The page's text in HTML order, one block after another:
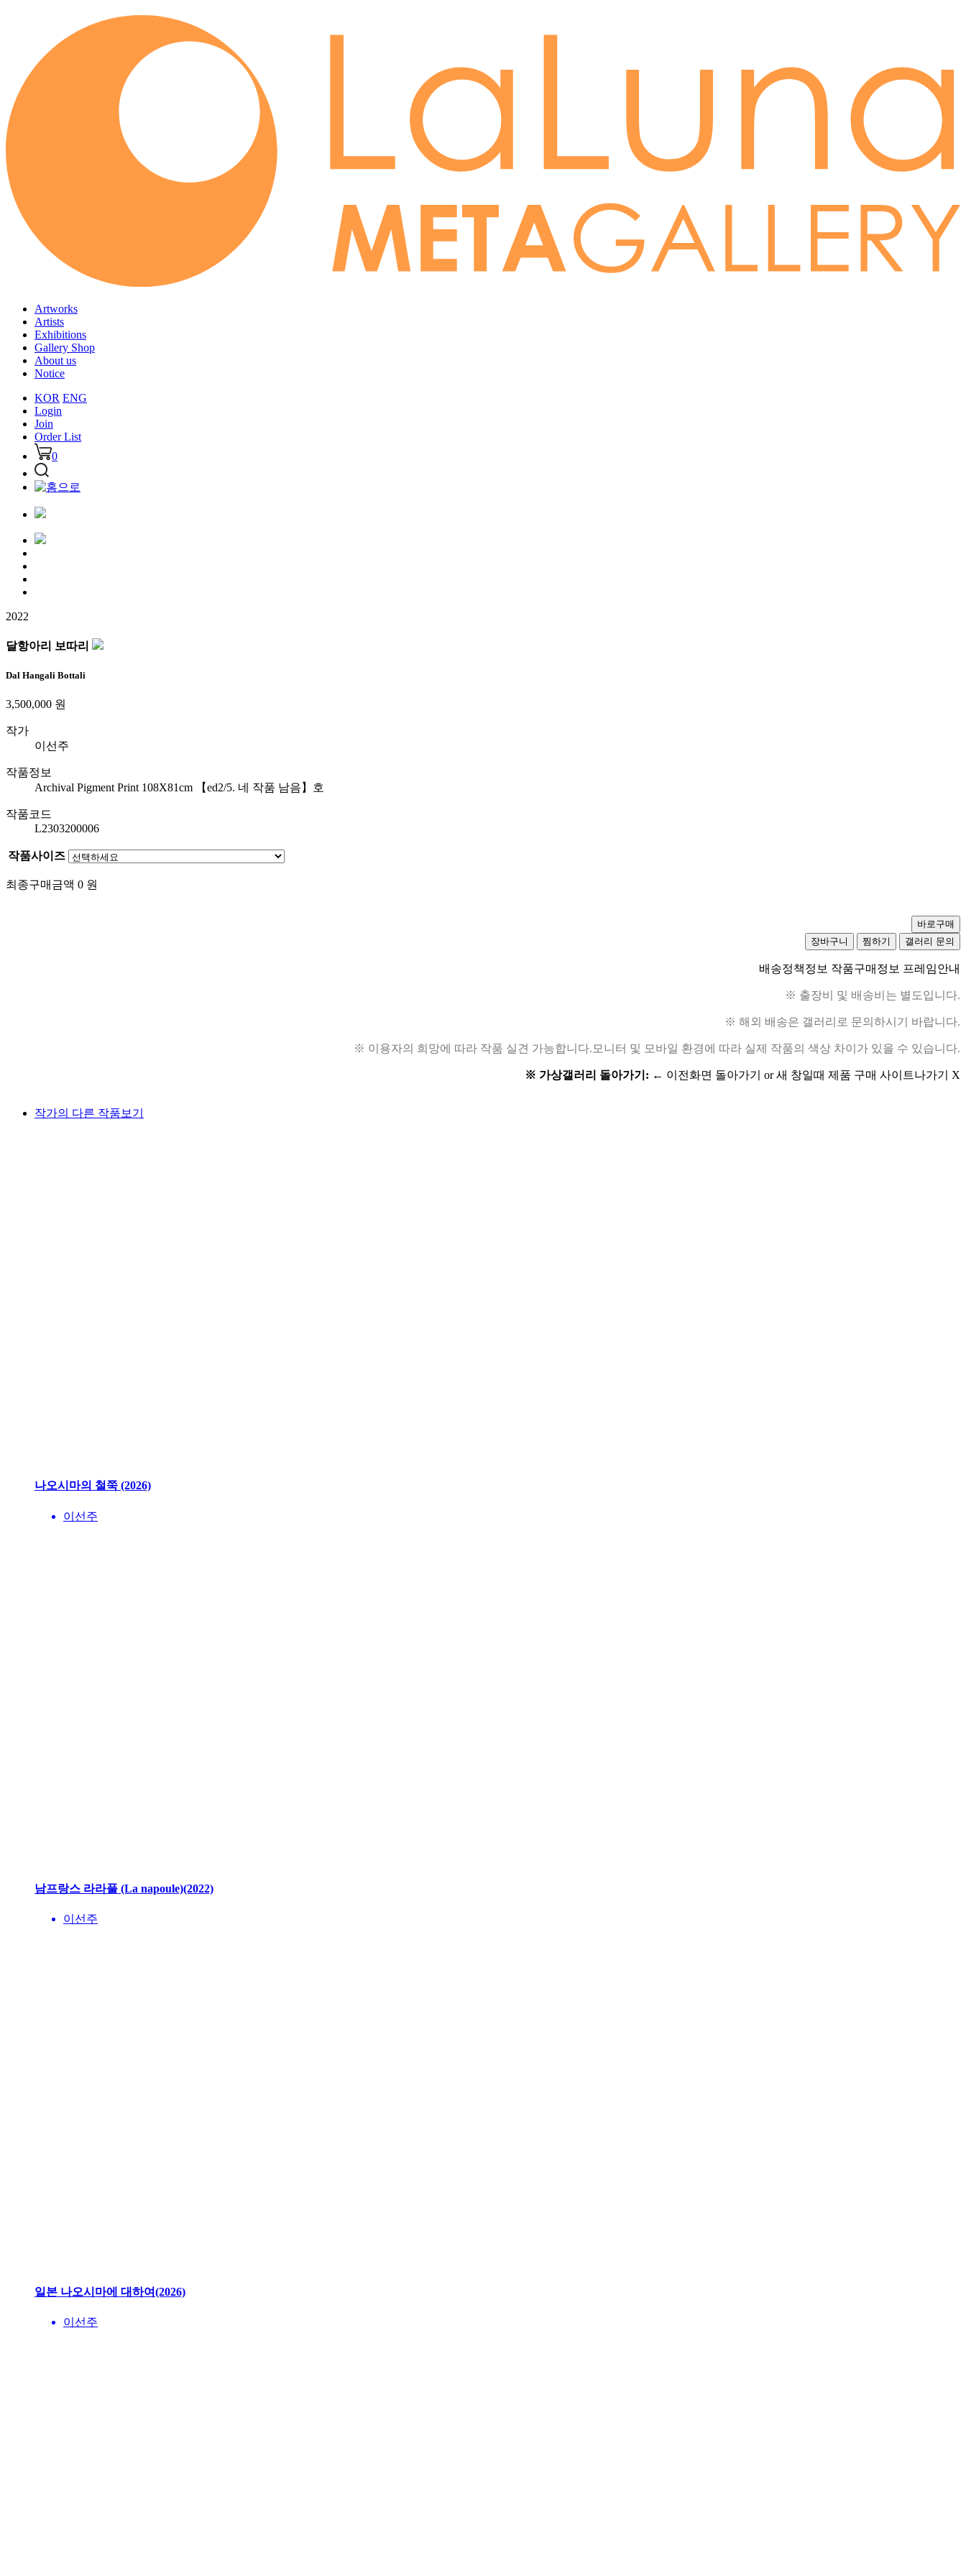
Artworks
Artists
Exhibitions
Gallery Shop
About us
Notice
KOR ENG
Login
Join
Order List
0
2022
달항아리 보따리
Dal Hangali Bottali
3,500,000 원
작가
이선주
작품정보
Archival Pigment Print 108X81cm 【ed2/5. 네 작품 남음】 호
작품코드
L2303200006
작품사이즈
최종구매금액 0 원
배송정책정보 작품구매정보 프레임안내
※ 출장비 및 배송비는 별도입니다.
※ 해외 배송은 갤러리로 문의하시기 바랍니다.
※ 이용자의 희망에 따라 작품 실견 가능합니다. 모니터 및 모바일 환경에 따라 실제 작품의 색상 차이가 있을 수 있습니다.
※ 가상갤러리 돌아가기: ← 이전화면 돌아가기 or 새 창일때 제품 구매 사이트나가기 X
작가의 다른 작품보기
나오시마의 철쭉 (2026)
이선주
남프랑스 라라풀 (La napoule)(2022)
이선주
일본 나오시마에 대하여(2026)
이선주